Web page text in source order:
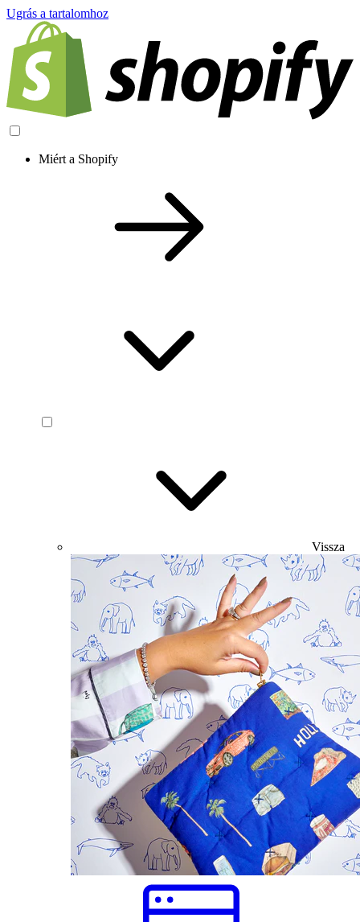
Ugrás a tartalomhoz
Miért a Shopify
Vissza